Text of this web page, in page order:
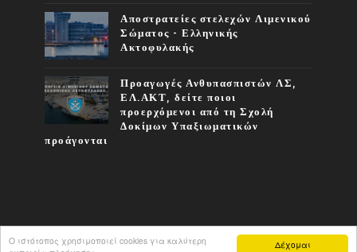
Δέχομαι
Ο ιστότοπος χρησιμοποιεί cookies για καλύτερη
Αποστρατείες στελεχών Λιμενικού
Σώματος - Ελληνικής
Ακτοφυλακής
Προαγωγές Ανθυπασπιστών ΛΣ,
ΕΛ.ΑΚΤ, δείτε ποιοι
προερχόμενοι από τη Σχολή
Δοκίμων Υπαξιωματικών
προάγονται
COPYRIGHT © ΦΩΝΉ ΤΟΥ Λ.Σ.